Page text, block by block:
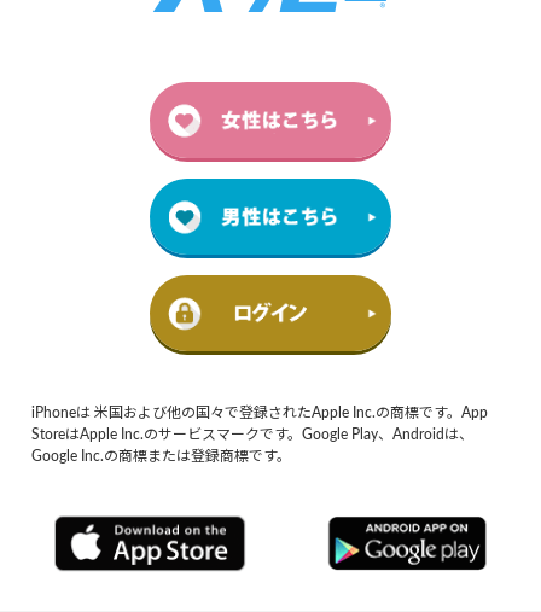
iPhoneは 米国および他の国々で登録されたApple Inc.の商標です。App
StoreはApple Inc.のサービスマークです。Google Play、Androidは、
Google Inc.の商標または登録商標です。